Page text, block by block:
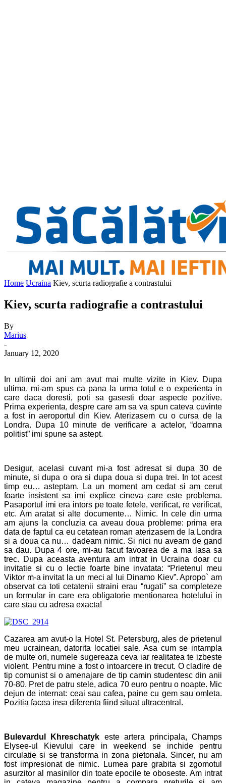
Home Ucraina Kiev, scurta radiografie a contrastului
Kiev, scurta radiografie a contrastului
By
Marius
-
January 12, 2020
In ultimii doi ani am avut mai multe vizite in Kiev. Dupa
ultima, mi-am spus ca pana la urma totul e o experienta in
care daca doresti, poti sa gasesti doar aspecte pozitive.
Prima experienta, despre care am sa va spun cateva cuvinte
a fost in aeroportul din Kiev. Aterizasem cu o cursa de la
Londra. Dupa 10 minute de verificare a actelor, “doamna
politist” imi spune sa astept.
Desigur, acelasi cuvant mi-a fost adresat si dupa 30 de
minute, si dupa o ora si dupa doua si dupa trei. In tot acest
timp eu… asteptam. La un moment am cedat si am cerut
foarte insistent sa imi explice cineva care este problema.
Pasaportul imi era intors pe toate fetele, verificat, re verificat,
etc. Am aratat si alte documente… Nimic. In cele din urma
am ajuns la concluzia ca aveau doua probleme: prima era
data de faptul ca eu cetatean roman aterizasem de la Londra
si a doua ca nu… dadeam nimic. Si nici nu aveam de gand
sa dau. Dupa 4 ore, mi-au facut favoarea de a ma lasa sa
trec. Dupa aceasta aventura am intrat in Ucraina doar cu
invitatie si cu o lectie foarte bine invatata: “Prietenul meu
Viktor m-a invitat la un meci al lui Dinamo Kiev”. Apropo` am
observat ca toti cetatenii straini erau “rugati” sa completeze
un formular in care era obligatorie mentionarea hotelului in
care stau cu adresa exacta!
Cazarea am avut-o la Hotel St. Petersburg, ales de prietenul
meu ucrainean, datorita locatiei sale. Asa cum se intampla
de multe ori, numele sugereaza ceva iar realitatea te izbeste
violent. Pentru mine a fost o intoarcere in trecut. O cladire de
tip comunist si o amenajare de tip camin studentesc din anii
70-80. Pret de patru stele, adica 70 euro pentru o noapte. Mic
dejun de internat: ceai sau cafea, paine cu gem sau omleta.
Pozitia facea insa diferenta fiind situat ultracentral.
Bulevardul Khreschatyk este artera principala, Champs
Elysee-ul Kievului care in weekend se inchide pentru
circulatie si se transforma in zona pietonala. Sincer, nu am
fost impresionat de nimic. Lumea pare grabita si zgomotul
asurzitor al masinilor din toate epocile te oboseste. Am intrat